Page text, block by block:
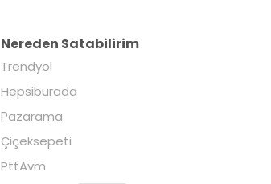
Nereden Satabilirim
Trendyol
Hepsiburada
Pazarama
Çiçeksepeti
PttAvm